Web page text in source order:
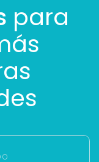
para